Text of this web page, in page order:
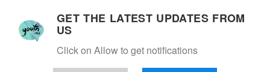
GET THE LATEST UPDATES FROM
US
Click on Allow to get notifications